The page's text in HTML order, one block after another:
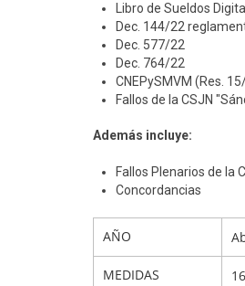
Libro de Sueldos
Dec. 144/22
Dec. 577/22
Dec. 764/22
CNEPySMVM (Res.
Fallos de la CSJN
Además incluye:
Fallos Plenarios de la
Concordancias
AÑO
MEDIDAS